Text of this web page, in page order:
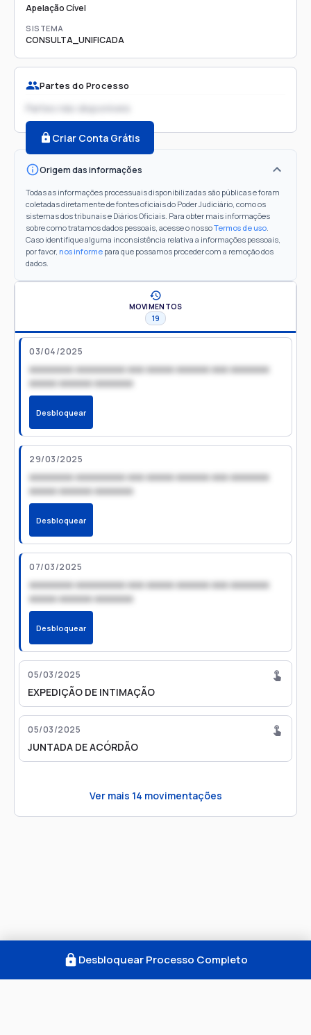
Apelação Cível
SISTEMA
CONSULTA_UNIFICADA
Partes do Processo
Partes não disponíveis
Criar Conta Grátis
Origem das informações
Todas as informações processuais disponibilizadas são públicas e foram
coletadas diretamente de fontes oficiais do Poder Judiciário, como os
sistemas dos tribunais e Diários Oficiais. Para obter mais informações
sobre como tratamos dados pessoais, acesse o nossoTermos de uso.
Caso identifique alguma inconsistência relativa a informações pessoais,
por favor, nos informe para que possamos proceder com a remoção dos
dados.
MOVIMENTOS
19
03/04/2025
xxxxxxxx xxxxxxxxx xxx xxxxx xxxxxx xxx xxxxxxx
xxxxx xxxxxx xxxxxxx
Desbloquear
29/03/2025
xxxxxxxx xxxxxxxxx xxx xxxxx xxxxxx xxx xxxxxxx
xxxxx xxxxxx xxxxxxx
Desbloquear
07/03/2025
xxxxxxxx xxxxxxxxx xxx xxxxx xxxxxx xxx xxxxxxx
xxxxx xxxxxx xxxxxxx
Desbloquear
05/03/2025
EXPEDIÇÃO DE INTIMAÇÃO
05/03/2025
JUNTADA DE ACÓRDÃO
Ver mais 14 movimentações
Desbloquear Processo Completo